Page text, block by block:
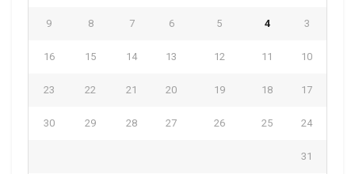
3
4
5
6
7
8
9
10
11
12
13
14
15
16
17
18
19
20
21
22
23
24
25
26
27
28
29
30
31